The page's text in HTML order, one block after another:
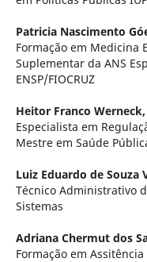
Patricia Nascimento
Formação em Medicina
Suplementar da ANS
ENSP/FIOCRUZ
Heitor Franco Werneck,
Especialista em
Mestre em Saúde
Luiz Eduardo de Souza
Técnico Administrativo
Sistemas
Adriana Chermut dos
Formação em Assitência